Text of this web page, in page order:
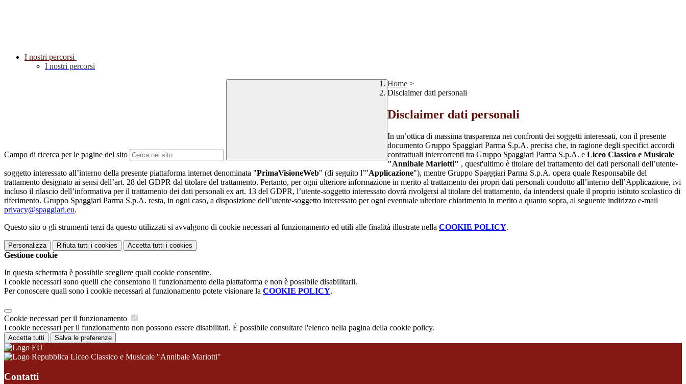
I nostri percorsi
I nostri percorsi
Campo di ricerca per le pagine del sito
Home >
Disclaimer dati personali
Disclaimer dati personali
In un’ottica di massima trasparenza nei confronti dei soggetti interessati, con il presente
documento Gruppo Spaggiari Parma S.p.A. precisa che, in ragione degli specifici accordi
contrattuali intercorrenti tra Gruppo Spaggiari Parma S.p.A. e Liceo Classico e Musicale
"Annibale Mariotti" , quest'ultimo è titolare del trattamento dei dati personali dell’utente-
soggetto interessato all’interno della presente piattaforma internet denominata "PrimaVisioneWeb" (di seguito l’"Applicazione"), mentre Gruppo Spaggiari Parma S.p.A. opera quale Responsabile del
trattamento designato ai sensi dell’art. 28 del GDPR dal titolare del trattamento. Pertanto, per ogni ulteriore informazione in merito al trattamento dei propri dati personali condotto all’interno dell’Applicazione, ivi
incluso il rilascio dell’informativa per il trattamento dei dati personali ex art. 13 del GDPR, l’utente-soggetto interessato dovrà rivolgersi al titolare del trattamento, da intendersi quale il proprio istituto scolastico di
riferimento. Gruppo Spaggiari Parma S.p.A. resta, in ogni caso, a disposizione dell’utente-soggetto interessato per ogni eventuale ulteriore chiarimento in merito a quanto sopra, al seguente indirizzo e-mail
privacy@spaggiari.eu.
Questo sito o gli strumenti terzi da questo utilizzati si avvalgono di cookie necessari al funzionamento ed utili alle finalità illustrate nella COOKIE POLICY.
Personalizza Rifiuta tutti i cookies Accetta tutti i cookies
Gestione cookie
In questa schermata è possibile scegliere quali cookie consentire.
I cookie necessari sono quelli che consentono il funzionamento della piattaforma e non è possibile disabilitarli.
Per conoscere quali sono i cookie necessari al funzionamento potete visionare la COOKIE POLICY.
Cookie necessari per il funzionamento
I cookie necessari per il funzionamento non possono essere disabilitati. È possibile consultare l'elenco nella pagina della cookie policy.
Accetta tutti Salva le preferenze
Liceo Classico e Musicale "Annibale Mariotti"
Contatti